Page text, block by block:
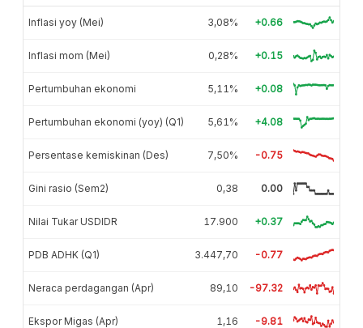
Inflasi yoy (Mei) 3,08% +0.66
Inflasi mom (Mei) 0,28% +0.15
Pertumbuhan ekonomi 5,11% +0.08
Pertumbuhan ekonomi (yoy) (Q1) 5,61% +4.08
Persentase kemiskinan (Des) 7,50% -0.75
Gini rasio (Sem2) 0,38 0.00
Nilai Tukar USDIDR 17.900 +0.37
PDB ADHK (Q1) 3.447,70 -0.77
Neraca perdagangan (Apr) 89,10 -97.32
Ekspor Migas (Apr) 1,16 -9.81